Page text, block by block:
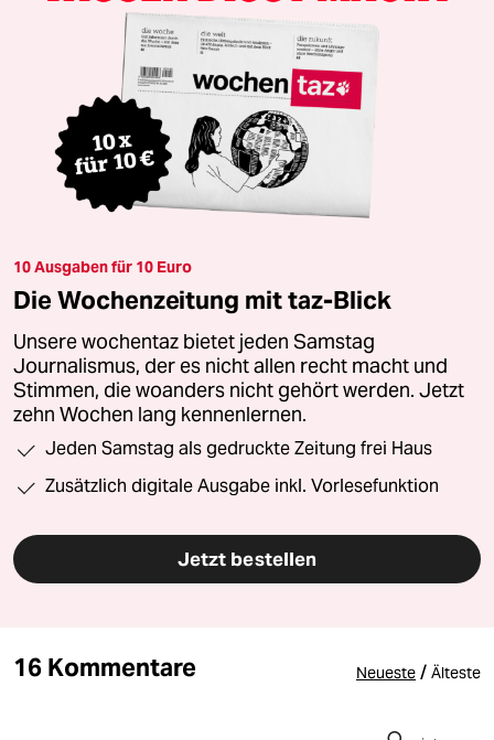
10 Ausgaben für 10 Euro
Die Wochenzeitung mit taz-Blick
Unsere wochentaz bietet jeden Samstag
Journalismus, der es nicht allen recht macht und
Stimmen, die woanders nicht gehört werden. Jetzt
zehn Wochen lang kennenlernen.
Jeden Samstag als gedruckte Zeitung frei Haus
Zusätzlich digitale Ausgabe inkl. Vorlesefunktion
Jetzt bestellen
16 Kommentare Neueste / Älteste